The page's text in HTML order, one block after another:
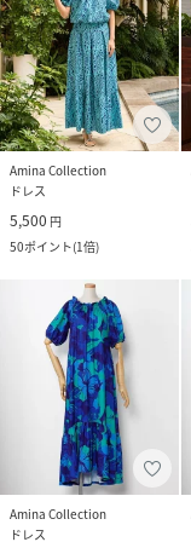
Amina Collection
ドレス
5,500 円
50ポイント(1倍)
Amina Collection
ドレス